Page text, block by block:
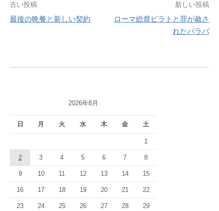
投
稿
シ
ョ
ン
古い投稿
最後の晩餐と新しい契約
新しい投稿
ローマ総督ピラトと罪が赦さ
れたバラバ
2026年8月
日 月 火 水 木 金 土
1
2 3 4 5 6 7 8
9 10 11 12 13 14 15
16 17 18 19 20 21 22
23 24 25 26 27 28 29